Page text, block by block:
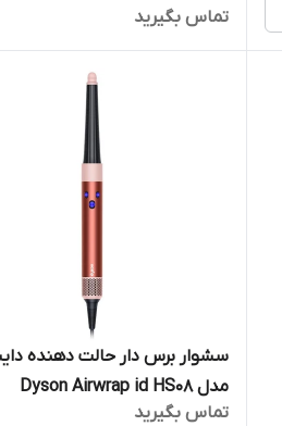
تماس بگیرید
سشوار برس دار حالت دهنده
مدل Dyson Airwrap id HS08
تماس بگیرید